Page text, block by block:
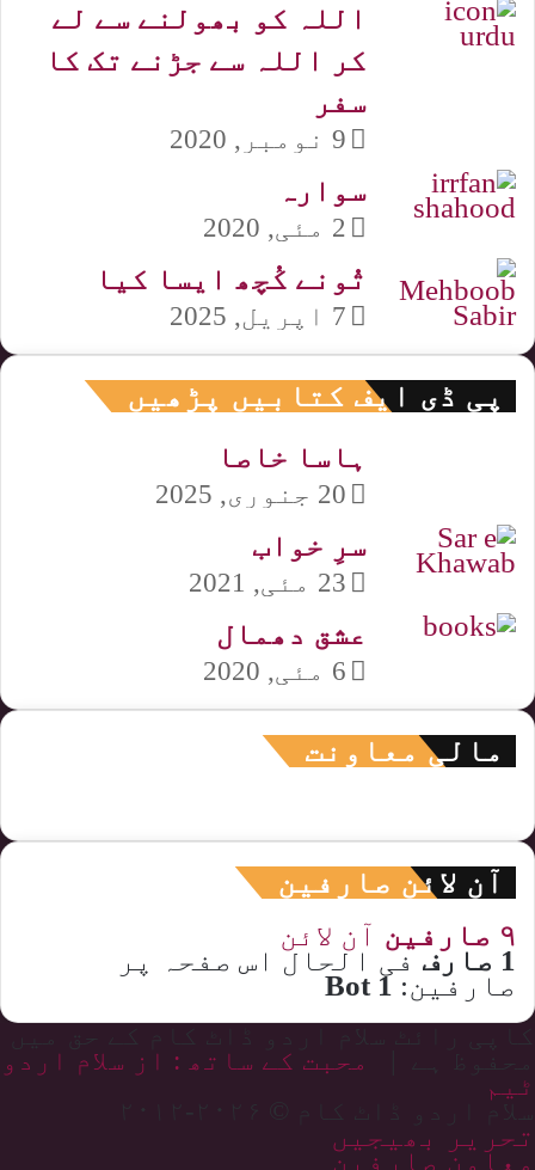
اللہ کو بھولنے سے لے
کر اللہ سے جڑنے تک کا
سفر
9 نومبر, 2020
سوارہ
2 مئی, 2020
تُونے کُچھ ایسا کیا
7 اپریل, 2025
پی ڈی ایف کتابیں پڑھیں
ہاسا خاصا
20 جنوری, 2025
سرِ خواب
23 مئی, 2021
عشق دھمال
6 مئی, 2020
مالی معاونت
آن لائن صارفین
۹ صارفین آن لائن
1 صارف فی الحال اس صفحہ پر
صارفین: 1 Bot
محبت کے ساتھ : از سلام اردو
ٹیم
سلام اردو ڈاٹ کام © ۲۰۲۶-۲۰۱۲
تحریر بھیجیں
معاون صارفین